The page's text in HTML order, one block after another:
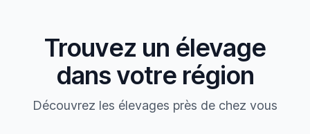
Trouvez un élevage
dans votre région
Découvrez les élevages près de chez vous